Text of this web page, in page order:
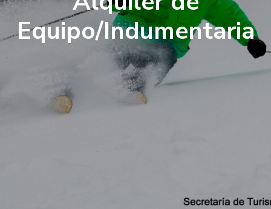
Equipo/Indumentaria